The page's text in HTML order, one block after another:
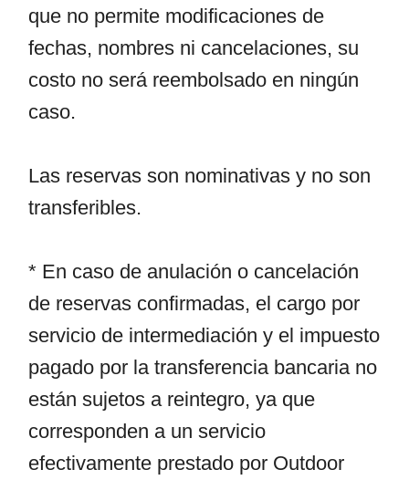
que no permite modificaciones de
fechas, nombres ni cancelaciones, su
costo no será reembolsado en ningún
caso.
Las reservas son nominativas y no son
transferibles.
* En caso de anulación o cancelación
de reservas confirmadas, el cargo por
servicio de intermediación y el impuesto
pagado por la transferencia bancaria no
están sujetos a reintegro, ya que
corresponden a un servicio
efectivamente prestado por Outdoor